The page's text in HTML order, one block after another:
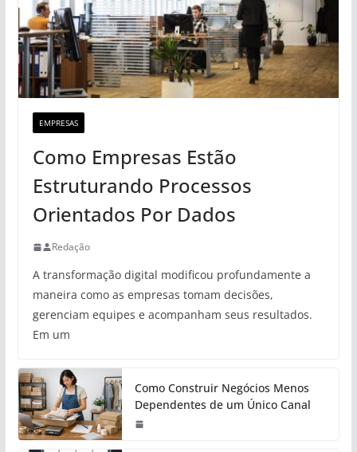
EMPRESAS
Como Empresas Estão
Estruturando Processos
Orientados Por Dados
Redação
A transformação digital modificou profundamente a
maneira como as empresas tomam decisões,
gerenciam equipes e acompanham seus resultados.
Em um
Como Construir Negócios Menos
Dependentes de um Único Canal